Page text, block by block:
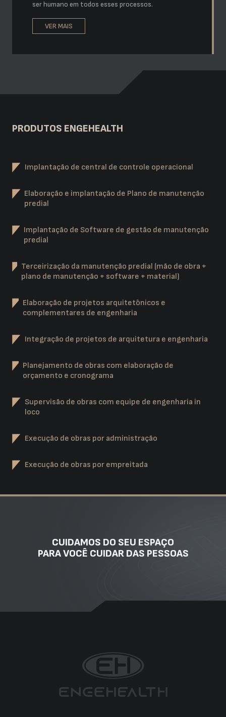
ser humano em todos esses processos.
VER MAIS
PRODUTOS ENGEHEALTH
Implantação de central de controle operacional
Elaboração e implantação de Plano de manutenção
predial
Implantação de Software de gestão de manutenção
predial
Terceirização da manutenção predial (mão de obra +
plano de manutenção + software + material)
Elaboração de projetos arquitetônicos e
complementares de engenharia
Integração de projetos de arquitetura e engenharia
Planejamento de obras com elaboração de
orçamento e cronograma
Supervisão de obras com equipe de engenharia in
loco
Execução de obras por administração
Execução de obras por empreitada
CUIDAMOS DO SEU ESPAÇO
PARA VOCÊ CUIDAR DAS PESSOAS